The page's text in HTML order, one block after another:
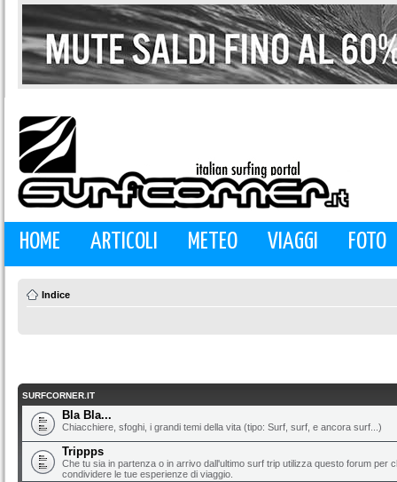
HOME ARTICOLI METEO VIAGGI FOTO
Indice
SURFCORNER.IT
Bla Bla...
Chiacchiere, sfoghi, i grandi temi della vita (tipo: Surf, surf, e ancora surf...)
Trippps
Che tu sia in partenza o in arrivo dall'ultimo surf trip utilizza questo forum per
condividere le tue esperienze di viaggio.